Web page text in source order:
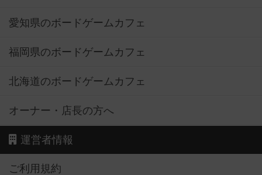
愛知県のボードゲームカフェ
福岡県のボードゲームカフェ
北海道のボードゲームカフェ
オーナー・店長の方へ
運営者情報
ご利用規約